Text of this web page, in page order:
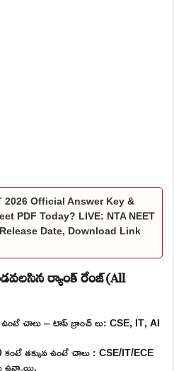
2026 Official Answer Key &
PDF Today? LIVE: NTA NEET
Date, Download Link
ర్యాంక్ రేంజ్(All
చాలు – టాప్ బ్రాంచ్ లు: CSE, IT, AI
తక్కువ ఉంటే చాలు : CSE/IT/ECE
ఉన్నాయి.